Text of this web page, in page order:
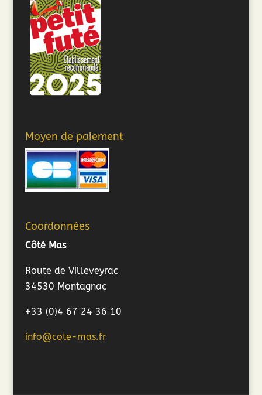
Moyen de paiement
Coordonnées
Côté Mas
Route de Villeveyrac
34530 Montagnac
+33 (0)4 67 24 36 10
info@cote-mas.fr